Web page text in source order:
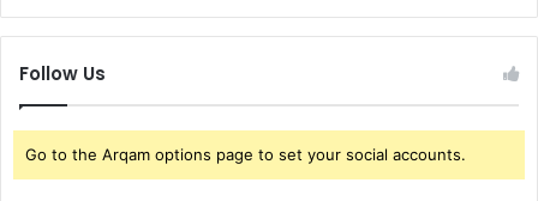
Follow Us
Go to the Arqam options page to set your social accounts.